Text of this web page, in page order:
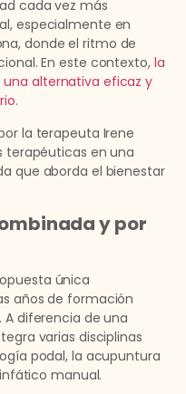
cada vez más
especialmente en
donde el ritmo de
En este contexto, la
alternativa eficaz y
la terapeuta Irene
terapéuticas en una
que aborda el bienestar
y por
única
años de formación
diferencia de una
varias disciplinas
podal, la acupuntura
manual.